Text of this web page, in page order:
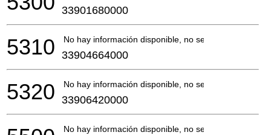
33901680000
No hay información disponible, no se puede pedir
5310 33904664000
No hay información disponible, no se puede pedir
5320 33906420000
No hay información disponible, no se puede pedir